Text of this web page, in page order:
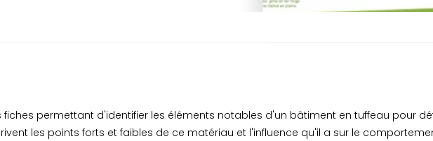
permettant d'identifier les éléments notables d'un bâtiment en tuffeau pour
les points forts et faibles de ce matériau et l'influence qu'il a sur le